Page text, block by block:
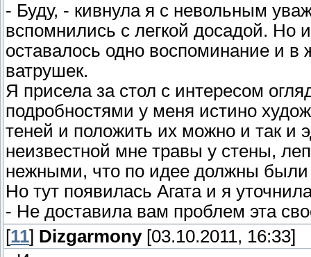
- Буду, - кивнула я с невольным
вспомнились с легкой досадой. Но
оставалось одно воспоминание и в
ватрушек.
Я присела за стол с интересом
подробностями у меня истино
теней и положить их можно и так и
неизвестной мне травы у стены,
нежными, что по идее должны были
Но тут появилась Агата и я
- Не доставила вам проблем эта
[11] Dizgarmony[03.10.2011, 16:33]